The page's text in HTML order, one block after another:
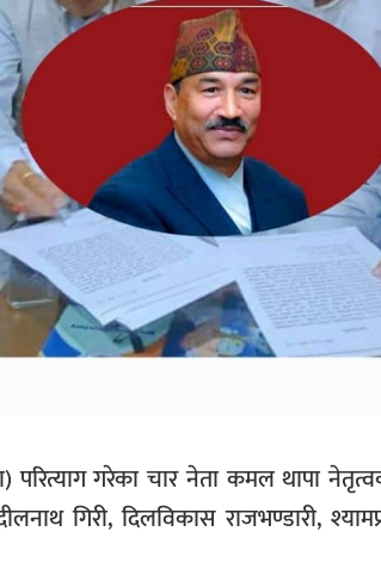
परित्याग गरेका चार नेता कमल थापा
गिरी, दिलविकास राजभण्डारी,